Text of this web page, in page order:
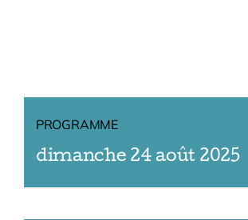
PROGRAMME
dimanche 24 août 2025